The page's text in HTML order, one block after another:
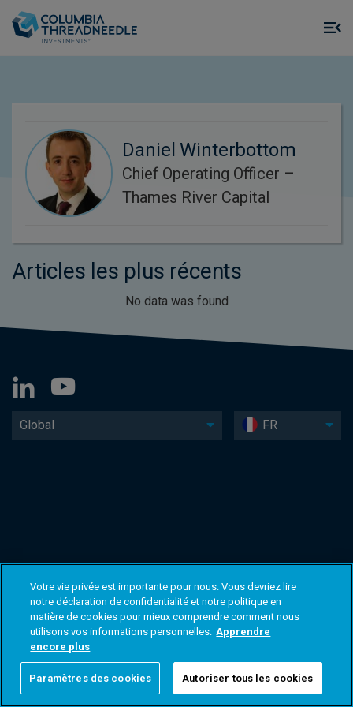
Daniel Winterbottom
Chief Operating Officer –
Thames River Capital
Articles les plus récents
No data was found
Global FR
Votre vie privée est importante pour nous. Vous devriez lire
notre déclaration de confidentialité et notre politique en
matière de cookies pour mieux comprendre comment nous
utilisons vos informations personnelles. Apprendre
encore plus
Paramètres des cookies Autoriser tous les cookies